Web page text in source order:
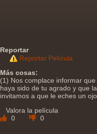
Reportar
Reportar Película
Más cosas:
(1) Nos complace informar
haya sido de tu agrado y que
invitamos a que le eches un
Valora la película
0
0